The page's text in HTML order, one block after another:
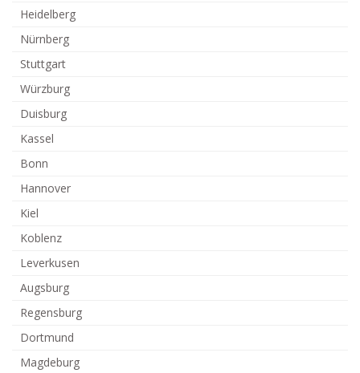
Heidelberg
Nürnberg
Stuttgart
Würzburg
Duisburg
Kassel
Bonn
Hannover
Kiel
Koblenz
Leverkusen
Augsburg
Regensburg
Dortmund
Magdeburg